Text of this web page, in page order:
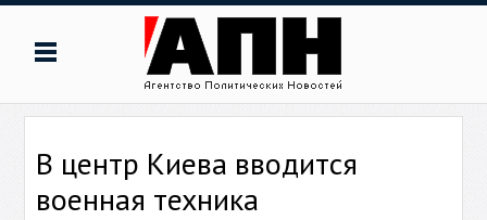
В центр Киева вводится
военная техника